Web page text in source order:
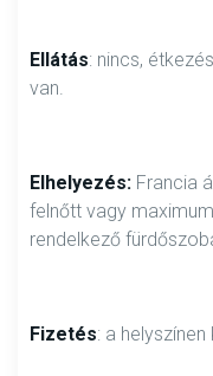
Ellátás: nincs,
van.
Elhelyezés: Francia
felnőtt vagy
rendelkező
Fizetés: a